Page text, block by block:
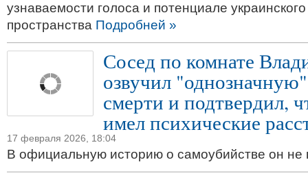
узнаваемости голоса и потенциале украинского
пространства Подробней »
Сосед по комнате
озвучил
смерти и подтвердил,
имел психические
17 февраля 2026, 18:04
В официальную историю о самоубийстве он не